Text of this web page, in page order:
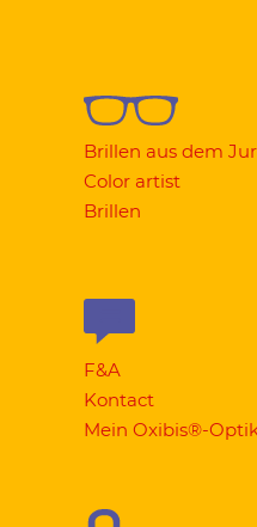
Brillen aus dem
Color artist
Brillen
F&A
Kontact
Mein Oxibis®-